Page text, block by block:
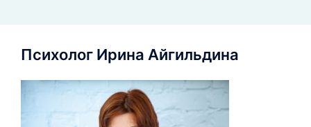
Психолог Ирина Айгильдина